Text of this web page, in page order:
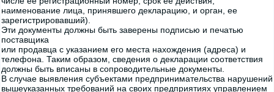
наименование лица, принявшего декларацию, и орган, ее
зарегистрировавший).
Эти документы должны быть заверены подписью и печатью
поставщика
или продавца с указанием его места нахождения (адреса) и
телефона. Таким образом, сведения о декларации соответствия
должны быть вписаны в сопроводительные документы.
В случае выявления субъектами предпринимательства нарушений
вышеуказанных требований на своих предприятиях управлением